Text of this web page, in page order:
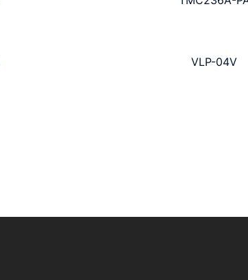
VLP-04V